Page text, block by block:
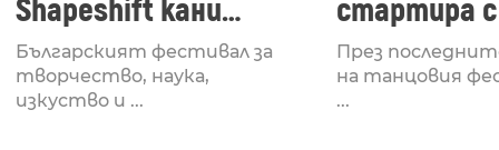
Shapeshift кани
Fabrizio Mammarella
за откриването си
Българският фестивал за
творчество, наука,
изкуство и ...
стартира
Lucid,
рейв
През
на танцовия
...